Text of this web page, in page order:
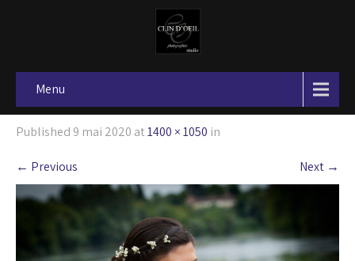
Menu
Published 9 mai 2020 at1400 × 1050 in
← Previous Next →